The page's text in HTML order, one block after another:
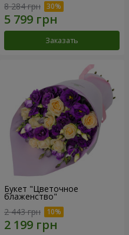
8 284 грн
Заказать
Букет "Цветочное
блаженство"
2 443 грн